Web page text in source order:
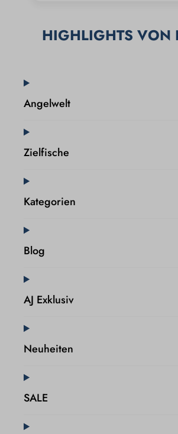
HIGHLIGHTS VON
Angelwelt
Zielfische
Kategorien
Blog
AJ Exklusiv
Neuheiten
SALE